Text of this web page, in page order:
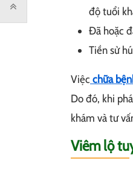
độ tuổi
Đã hoặc
Tiền sử
Việc chữa
Do đó, khi
khám và tư
Viêm lộ